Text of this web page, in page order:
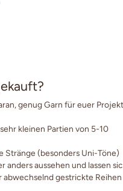
genug Garn für euer
kleinen Partien von 5-10
Stränge (besonders Uni-Töne)
anders aussehen und lassen
gestrickte Reihen